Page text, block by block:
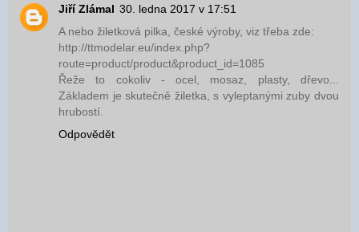
Jiří Zlámal 30. ledna 2017 v 17:51
A nebo žiletková pilka, české výroby, viz třeba zde:
http://ttmodelar.eu/index.php?
route=product/product&product_id=1085
Řeže to cokoliv - ocel, mosaz, plasty, dřevo...
Základem je skutečně žiletka, s vyleptanými zuby dvou
hrubostí.
Odpovědět